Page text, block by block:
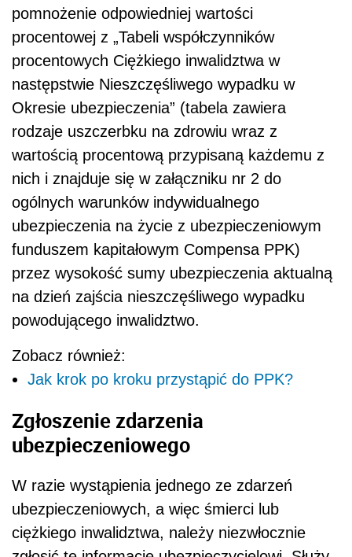
pomnożenie odpowiedniej wartości
procentowej z „Tabeli współczynników
procentowych Ciężkiego inwalidztwa w
następstwie Nieszczęśliwego wypadku w
Okresie ubezpieczenia” (tabela zawiera
rodzaje uszczerbku na zdrowiu wraz z
wartością procentową przypisaną każdemu z
nich i znajduje się w załączniku nr 2 do
ogólnych warunków indywidualnego
ubezpieczenia na życie z ubezpieczeniowym
funduszem kapitałowym Compensa PPK)
przez wysokość sumy ubezpieczenia aktualną
na dzień zajścia nieszczęśliwego wypadku
powodującego inwalidztwo.
Zobacz również:
Jak krok po kroku przystąpić do PPK?
Zgłoszenie zdarzenia
ubezpieczeniowego
W razie wystąpienia jednego ze zdarzeń
ubezpieczeniowych, a więc śmierci lub
ciężkiego inwalidztwa, należy niezwłocznie